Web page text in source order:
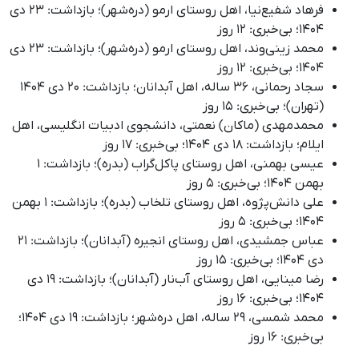
فرهاد شفیع‌نیا، اهل روستای ارمو (دره‌شهر)؛ بازداشت: ۲۳ دی
۱۴۰۴؛ بی‌خبری: ۱۲ روز
محمد زینی‌وند، اهل روستای ارمو (دره‌شهر)؛ بازداشت: ۲۳ دی
۱۴۰۴؛ بی‌خبری: ۱۲ روز
سجاد رحمانی، ۳۶ ساله، اهل آبدانان؛ بازداشت: ۲۰ دی ۱۴۰۴
(تهران)؛ بی‌خبری: ۱۵ روز
محمدمهدی (ماکان) نعمتی، دانشجوی ادبیات انگلیسی، اهل
ایلام؛ بازداشت: ۱۸ دی ۱۴۰۴؛ بی‌خبری: ۱۷ روز
عیسی بهمنی، اهل روستای پاکل‌گراب (بدره)؛ بازداشت: ۱
بهمن ۱۴۰۴؛ بی‌خبری: ۵ روز
علی دانش‌پژوه، اهل روستای تلخاب (بدره)؛ بازداشت: ۱ بهمن
۱۴۰۴؛ بی‌خبری: ۵ روز
عباس جمشیدی، اهل روستای انجیره (آبدانان)؛ بازداشت: ۲۱
دی ۱۴۰۴؛ بی‌خبری: ۱۵ روز
رضا مینایی، اهل روستای آب‌نار (آبدانان)؛ بازداشت: ۱۹ دی
۱۴۰۴؛ بی‌خبری: ۱۶ روز
محمد شمسی، ۲۹ ساله، اهل دره‌شهر؛ بازداشت: ۱۹ دی ۱۴۰۴؛
بی‌خبری: ۱۶ روز